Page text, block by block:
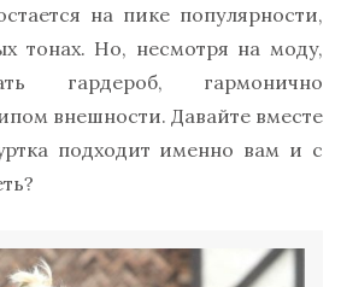
на пике популярности,
тонах. Но, несмотря на моду,
гардероб, гармонично
внешности. Давайте вместе
подходит именно вам и с